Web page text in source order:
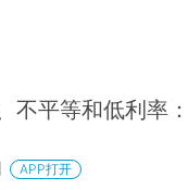
不平等和低利率
APP打开